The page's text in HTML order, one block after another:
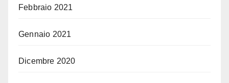
Febbraio 2021
Gennaio 2021
Dicembre 2020